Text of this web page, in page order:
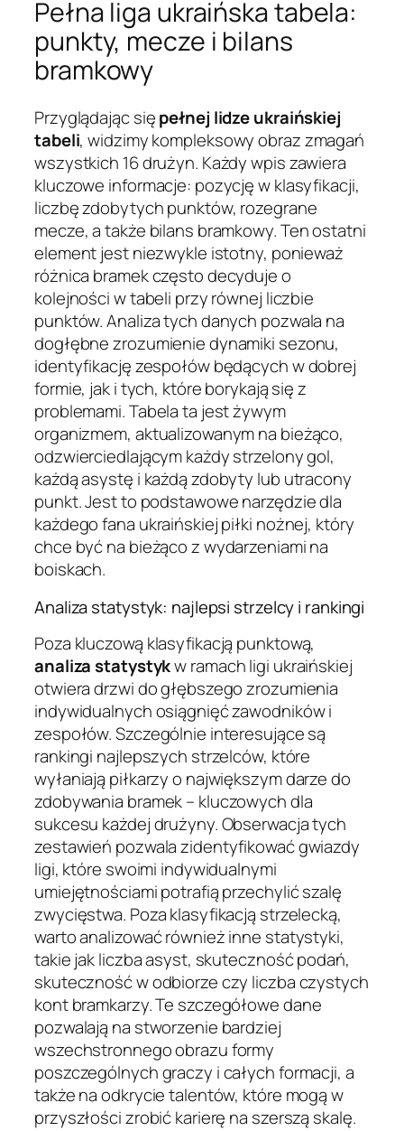
Pełna liga ukraińska tabela:
punkty, mecze i bilans
bramkowy
Przyglądając siępełnej lidze ukraińskiej
tabeli, widzimy kompleksowy obraz zmagań
wszystkich 16 drużyn. Każdy wpis zawiera
kluczowe informacje: pozycję w klasyfikacji,
liczbę zdobytych punktów, rozegrane
mecze, a także bilans bramkowy. Ten ostatni
element jest niezwykle istotny, ponieważ
różnica bramek często decyduje o
kolejności w tabeli przy równej liczbie
punktów. Analiza tych danych pozwala na
dogłębne zrozumienie dynamiki sezonu,
identyfikację zespołów będących w dobrej
formie, jak i tych, które borykają się z
problemami. Tabela ta jest żywym
organizmem, aktualizowanym na bieżąco,
odzwierciedlającym każdy strzelony gol,
każdą asystę i każdą zdobyty lub utracony
punkt. Jest to podstawowe narzędzie dla
każdego fana ukraińskiej piłki nożnej, który
chce być na bieżąco z wydarzeniami na
boiskach.
Analiza statystyk: najlepsi strzelcy i rankingi
Poza kluczową klasyfikacją punktową,
analiza statystykw ramach ligi ukraińskiej
otwiera drzwi do głębszego zrozumienia
indywidualnych osiągnięć zawodników i
zespołów. Szczególnie interesujące są
rankingi najlepszych strzelców, które
wyłaniają piłkarzy o największym darze do
zdobywania bramek – kluczowych dla
sukcesu każdej drużyny. Obserwacja tych
zestawień pozwala zidentyfikować gwiazdy
ligi, które swoimi indywidualnymi
umiejętnościami potrafią przechylić szalę
zwycięstwa. Poza klasyfikacją strzelecką,
warto analizować również inne statystyki,
takie jak liczba asyst, skuteczność podań,
skuteczność w odbiorze czy liczba czystych
kont bramkarzy. Te szczegółowe dane
pozwalają na stworzenie bardziej
wszechstronnego obrazu formy
poszczególnych graczy i całych formacji, a
także na odkrycie talentów, które mogą w
przyszłości zrobić karierę na szerszą skalę.